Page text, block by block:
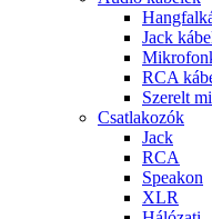
Jack
RCA
Szerelt
Csatlakozók
Jack
RCA
Speakon
XLR